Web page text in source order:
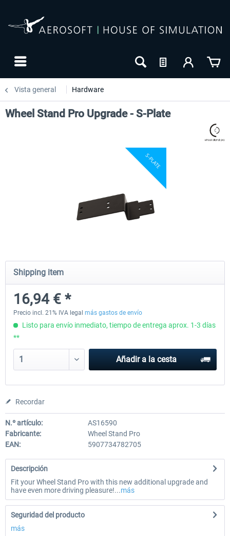
Vista general Hardware
Wheel Stand Pro - Farm Truck
199,65 € *
Wheel Stand Pro Upgrade - S-Plate
Shipping item
16,94 € *
Precio incl. 21% IVA legal más gastos de envío
Listo para envío inmediato, tiempo de entrega aprox. 1-3 días
**
Añadir a la cesta
Recordar
N.º artículo:
AS16590
Fabricante:
Wheel Stand Pro
EAN:
5907734782705
Descripción
Fit your Wheel Stand Pro with this new additional upgrade and
have even more driving pleasure!...más
Seguridad del producto
más